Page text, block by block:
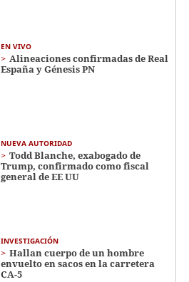
EN VIVO
Alineaciones confirmadas de Real
España y Génesis PN
NUEVA AUTORIDAD
Todd Blanche, exabogado de
Trump, confirmado como fiscal
general de EE UU
INVESTIGACIÓN
Hallan cuerpo de un hombre
envuelto en sacos en la carretera
CA-5